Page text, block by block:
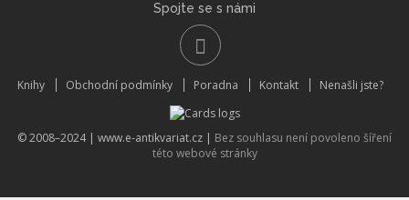
Spojte se s námi
Knihy Obchodní podmínky Poradna Kontakt Nenašli jste?
© 2008–2024 | www.e-antikvariat.cz | Bez souhlasu není povoleno šíření
této webové stránky